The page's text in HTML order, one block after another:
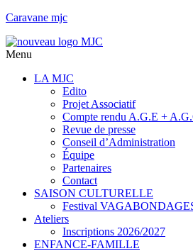
Caravane mjc
Menu
LA MJC
Edito
Projet Associatif
Compte rendu A.G.E +
Revue de presse
Conseil d’Administration
Équipe
Partenaires
Contact
SAISON CULTURELLE
Festival
Ateliers
Inscriptions 2026/2027
ENFANCE-FAMILLE